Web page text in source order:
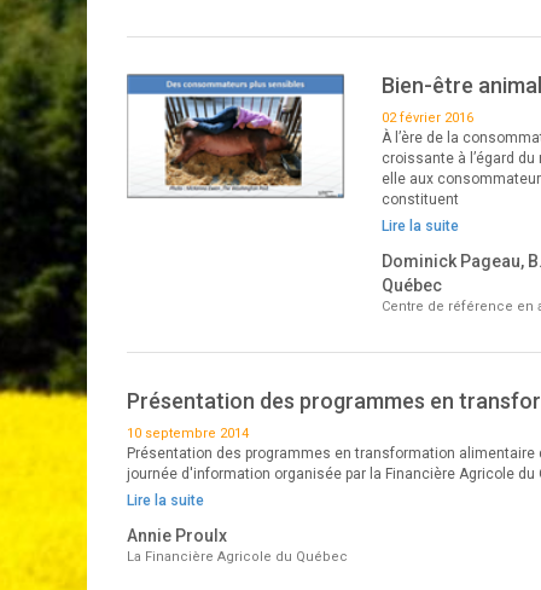
Bien-être
02 février 2016
À l’ère de la
croissante à l’égard
elle aux
constituent
Lire la suite
Dominick Pageau,
Québec
Centre de référence en
Présentation des programmes en
10 septembre 2014
Présentation des programmes en transformation
journée d'information organisée par la Financière Agricole
Lire la suite
Annie Proulx
La Financière Agricole du Québec